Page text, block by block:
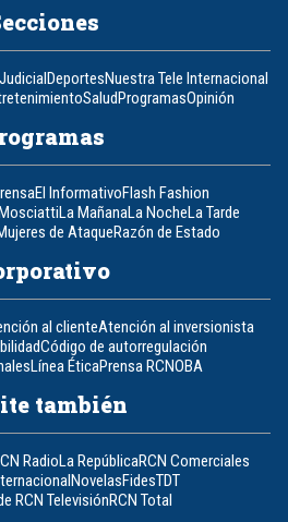
JudicialDeportesNuestra Tele Internacional
SaludProgramasOpinión
El InformativoFlash Fashion
La MañanaLa NocheLa Tarde
de AtaqueRazón de Estado
al clienteAtención al inversionista
Código de autorregulación
Línea ÉticaPrensa RCNOBA
también
RadioLa RepúblicaRCN Comerciales
NovelasFidesTDT
RCN TelevisiónRCN Total